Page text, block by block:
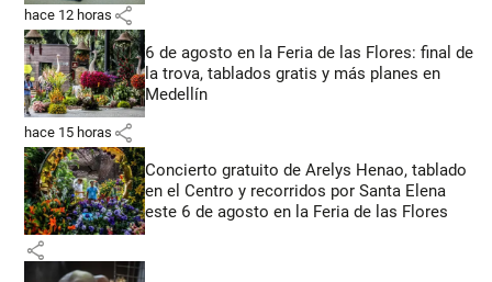
hace 12 horas share
6 de agosto en la Feria de las Flores: final de
la trova, tablados gratis y más planes en
Medellín
hace 15 horas share
Concierto gratuito de Arelys Henao, tablado
en el Centro y recorridos por Santa Elena
este 6 de agosto en la Feria de las Flores
share